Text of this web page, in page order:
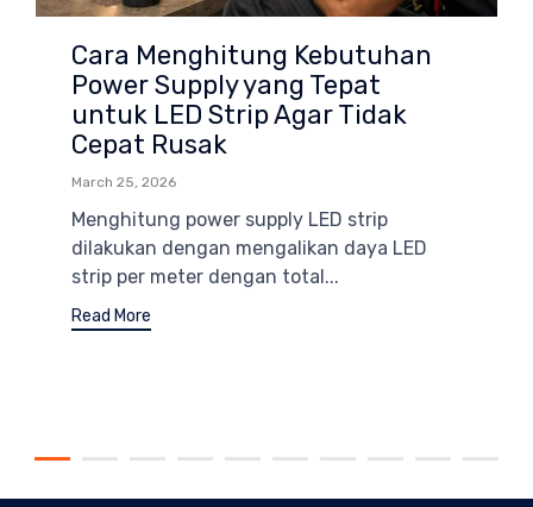
Cara Menghitung Kebutuhan
Power Supply yang Tepat
untuk LED Strip Agar Tidak
Cepat Rusak
March 25, 2026
Menghitung power supply LED strip
dilakukan dengan mengalikan daya LED
strip per meter dengan total...
Read More